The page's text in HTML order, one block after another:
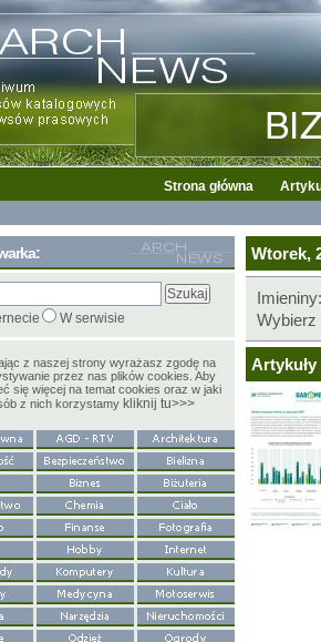
Strona główna
Wtorek,
Wybierz
W serwisie
z naszej strony wyrażasz zgodę na
przez nas plików cookies. Aby
się więcej na temat cookies oraz w jaki
z nich korzystamy kliknij tu>>>